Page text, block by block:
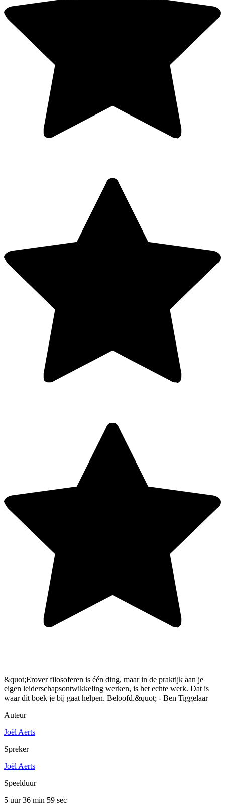
&quot;Erover filosoferen is één ding, maar in de praktijk aan je
eigen leiderschapsontwikkeling werken, is het echte werk. Dat is
waar dit boek je bij gaat helpen. Beloofd.&quot; - Ben Tiggelaar
Auteur
Joël Aerts
Spreker
Joël Aerts
Speelduur
5 uur 36 min 59 sec